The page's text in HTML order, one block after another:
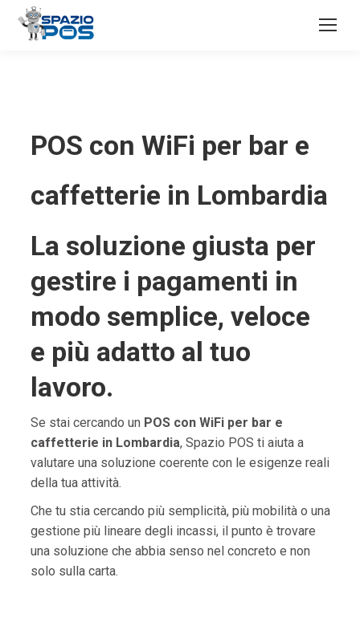
POS con WiFi per bar e
caffetterie in Lombardia
La soluzione giusta per
gestire i pagamenti in
modo semplice, veloce
e più adatto al tuo
lavoro.
Se stai cercando un POS con WiFi per bar e
caffetterie in Lombardia, Spazio POS ti aiuta a
valutare una soluzione coerente con le esigenze reali
della tua attività.
Che tu stia cercando più semplicità, più mobilità o una
gestione più lineare degli incassi, il punto è trovare
una soluzione che abbia senso nel concreto e non
solo sulla carta.